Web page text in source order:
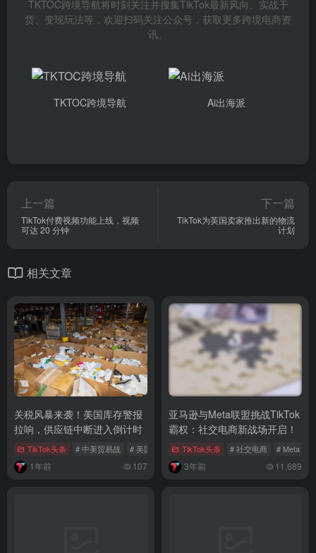
TKTOC跨境导航将时刻关注并搜集TikTok最新风向、实战干
货、变现玩法等，欢迎扫码关注公众号，获取更多跨境电商资
讯。
TKTOC跨境导航 Ai出海派
上一篇
TikTok付费视频功能上线，视频
可达 20 分钟
下一篇
TikTok为英国卖家推出新的物流
计划
相关文章
关税风暴来袭！美国库存警报
拉响，供应链中断进入倒计时
TikTok头条 # 中美贸易战 # 美国关税 # 供应链中断
1年前 107
亚马逊与Meta联盟挑战TikTok
霸权：社交电商新战场开启！
TikTok头条 # 社交电商 # Meta
3年前 11,689